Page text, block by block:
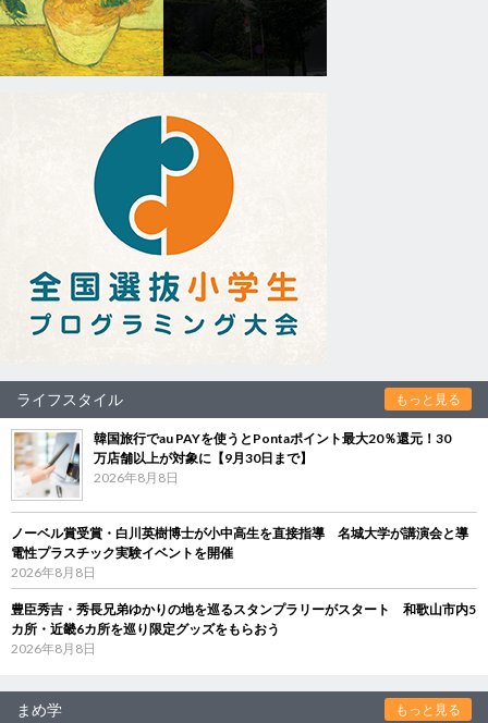
ライフスタイル もっと見る
韓国旅行でau PAYを使うとPontaポイント最大20％還元！30
万店舗以上が対象に【9月30日まで】
2026年8月8日
ノーベル賞受賞・白川英樹博士が小中高生を直接指導 名城大学が講演会と導
電性プラスチック実験イベントを開催
2026年8月8日
豊臣秀吉・秀長兄弟ゆかりの地を巡るスタンプラリーがスタート 和歌山市内5
カ所・近畿6カ所を巡り限定グッズをもらおう
2026年8月8日
まめ学 もっと見る